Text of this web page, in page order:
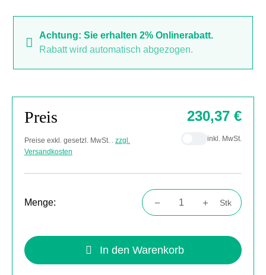
Achtung: Sie erhalten 2% Onlinerabatt.
Rabatt wird automatisch abgezogen.
Preis
Preise exkl. gesetzl. MwSt. . zzgl.
Versandkosten
230,37 €
inkl. MwSt.
Menge:
Produkt Anzahl: Gib den gewünschten
Stk
In den Warenkorb